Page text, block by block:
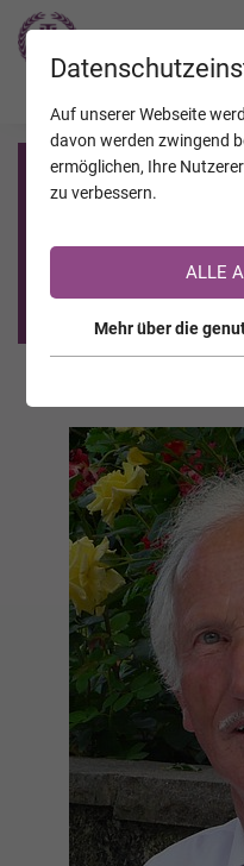
Sie sind noch nicht
>> zur
Auf unserer Webseite
davon werden zwingend
ermöglichen, Ihre
zu verbessern.
ALLE
Mehr über die
JAHRESTAGE